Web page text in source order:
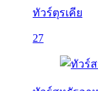
ทัวร์ตุรเคีย
27